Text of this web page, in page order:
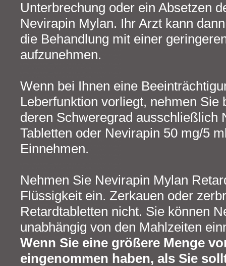
Unterbrechung oder ein Absetzen
Nevirapin Mylan. Ihr Arzt kann
die Behandlung mit einer
aufzunehmen.
Wenn bei Ihnen eine
Leberfunktion vorliegt, nehmen Sie
deren Schweregrad ausschließlich
Tabletten oder Nevirapin 50 mg/5
Einnehmen.
Nehmen Sie Nevirapin Mylan
Flüssigkeit ein. Zerkauen oder
Retardtabletten nicht. Sie können
unabhängig von den Mahlzeiten
Wenn Sie eine größere Menge
eingenommen haben, als Sie